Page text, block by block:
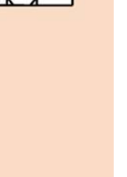
توسيع نطاق